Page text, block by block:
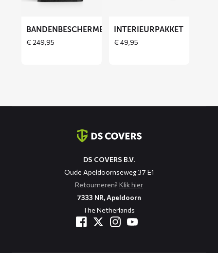
BANDENBESCHERMERS
€ 249,95
INTERIEURPAKKET
€49,95
DS COVERS B.V.
Oude Apeldoornseweg 37 E1
Retourneren? Klik hier
7333 NR, Apeldoorn
The Netherlands